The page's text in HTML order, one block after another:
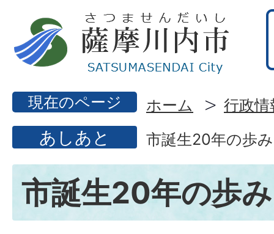
現在のページ ホーム 行政情
あしあと 市誕生20年の歩み
市誕生20年の歩み